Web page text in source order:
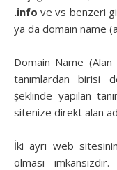
.info ve vs benzeri
ya da domain name
Domain Name (Alan
tanımlardan birisi
şeklinde yapılan
sitenize direkt alan
İki ayrı web
olması